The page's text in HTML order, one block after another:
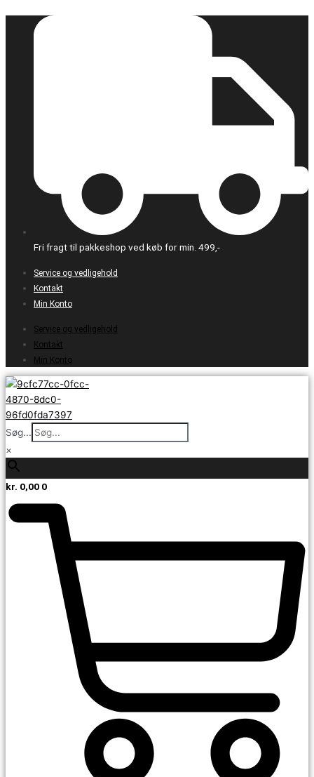
Fri fragt til pakkeshop ved køb for min. 499,-
Service og vedligehold
Kontakt
Min Konto
Service og vedligehold
Kontakt
Min Konto
Søg...
×
kr. 0,00 0